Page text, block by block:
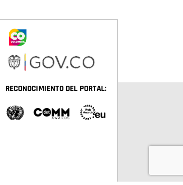
RECONOCIMIENTO DEL PORTAL: